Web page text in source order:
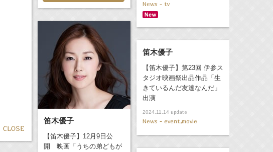
News - tv
笛木優子
【笛木優子】12月9日公
開 映画「うちの弟どもが
笛木優子
【笛木優子】第23回 伊参ス
タジオ映画祭出品作品「生
きているんだ友達なんだ」
出演
2024.11.14 update
News - event,movie